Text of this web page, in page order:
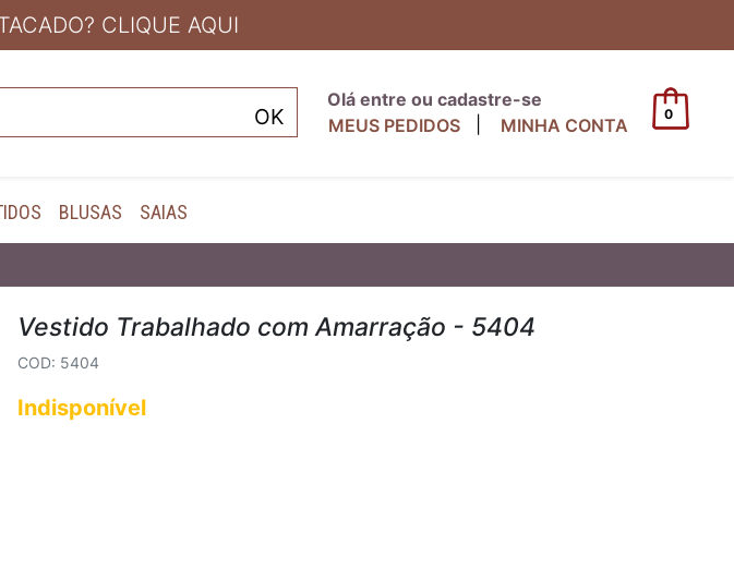
CLIQUE AQUI
Olá entre ou cadastre-se
MEUS PEDIDOS
MINHA CONTA
0
BLUSAS SAIAS
Vestido Trabalhado com Amarração - 5404
COD: 5404
Indisponível